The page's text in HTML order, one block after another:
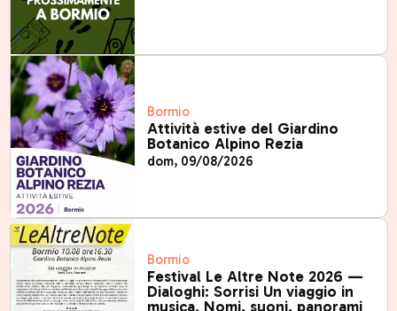
Bormio
Attività estive del Giardino
Botanico Alpino Rezia
dom, 09/08/2026
Bormio
Festival Le Altre Note 2026 —
Dialoghi: Sorrisi Un viaggio in
musica. Nomi, suoni, panorami